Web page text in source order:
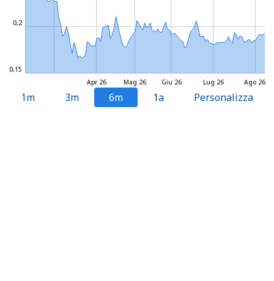
Mag 26 Lug 26
Apr 26 Giu 26 Ago 26
0,15
0,2
1m 3m 6m 1a Personalizza